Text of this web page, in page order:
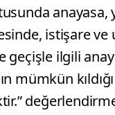
anayasa,
istişare
geçişle ilgili
mümkün